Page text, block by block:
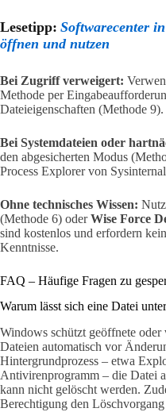
Lesetipp: Softwarecenter
öffnen und nutzen
Bei Zugriff verweigert:
Methode per
Dateieigenschaften (Methode 9).
Bei Systemdateien oder
den abgesicherten Modus
Process Explorer von
Ohne technisches Wissen:
(Methode 6) oderWise Force
sind kostenlos und erfordern
Kenntnisse.
FAQ – Häufige Fragen zu
Warum lässt sich eine Datei
Windows schützt geöffnete oder
Dateien automatisch vor
Hintergrundprozess – etwa
Antivirenprogramm – die Datei
kann nicht gelöscht werden.
Berechtigung den